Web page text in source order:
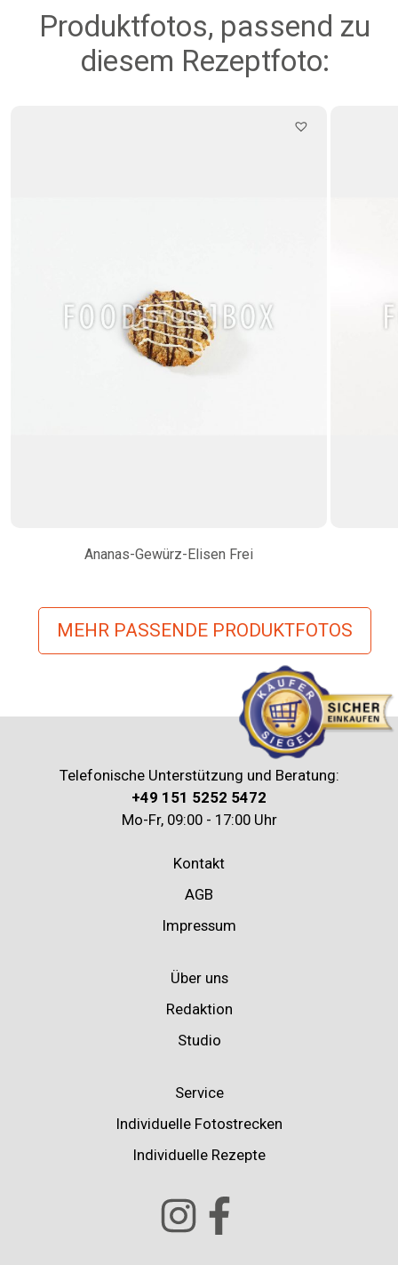
Produktfotos, passend zu
diesem Rezeptfoto:
Ananas-Gewürz-Elisen Frei
MEHR PASSENDE PRODUKTFOTOS
Telefonische Unterstützung und Beratung:
+49 151 5252 5472
Mo-Fr, 09:00 - 17:00 Uhr
Kontakt
AGB
Impressum
Über uns
Redaktion
Studio
Service
Individuelle Fotostrecken
Individuelle Rezepte